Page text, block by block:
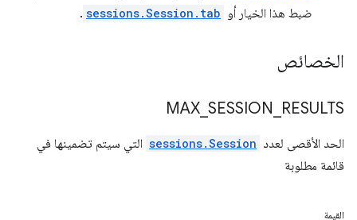
ضبط هذا الخيار أو sessions.Session.tab
.
الخصائص
MAX SESSION RESULTS
الحد الأقصى لعدد sessions.Session التي سيتم تضمينها في
قائمة مطلوبة
القيمة